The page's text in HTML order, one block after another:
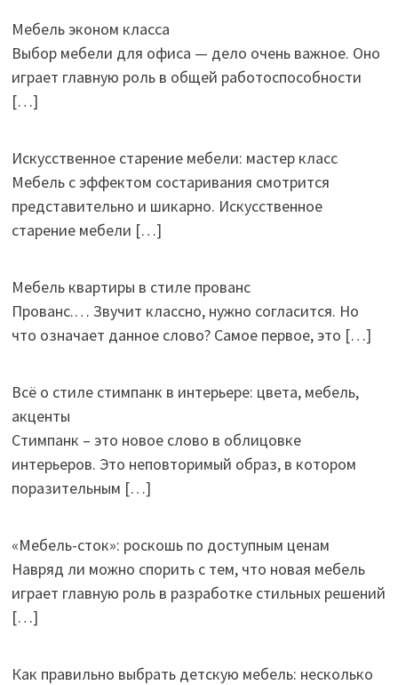
Мебель эконом класса
Выбор мебели для офиса — дело очень важное. Оно
играет главную роль в общей работоспособности
[…]
Искусственное старение мебели: мастер класс
Мебель с эффектом состаривания смотрится
представительно и шикарно. Искусственное
старение мебели […]
Мебель квартиры в стиле прованс
Прованс.… Звучит классно, нужно согласится. Но
что означает данное слово? Самое первое, это […]
Всё о стиле стимпанк в интерьере: цвета, мебель,
акценты
Стимпанк – это новое слово в облицовке
интерьеров. Это неповторимый образ, в котором
поразительным […]
«Мебель-сток»: роскошь по доступным ценам
Навряд ли можно спорить с тем, что новая мебель
играет главную роль в разработке стильных решений
[…]
Как правильно выбрать детскую мебель: несколько